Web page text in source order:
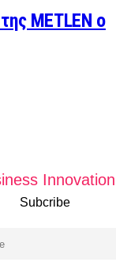
METLEN ο
Innovation
Subcribe